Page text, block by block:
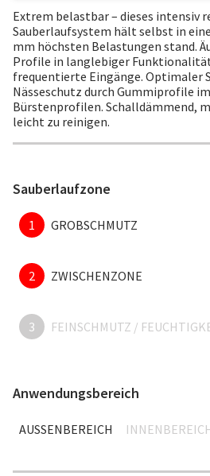
Extrem belastbar – dieses intensiv
Sauberlaufsystem hält selbst in
mm höchsten Belastungen stand.
Profile in langlebiger
frequentierte Eingänge. Optimaler
Nässeschutz durch Gummiprofile
Bürstenprofilen. Schalldämmend,
leicht zu reinigen.
Sauberlaufzone
1 GROBSCHMUTZ
2 ZWISCHENZONE
3 FEINSCHMUTZ /
Anwendungsbereich
AUSSENBEREICH